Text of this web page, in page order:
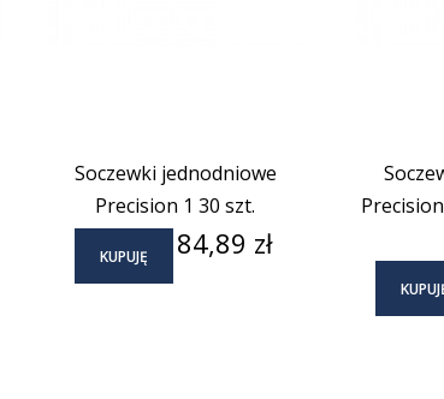
Soczewki jednodniowe
Precision 1 30 szt.
KUPUJĘ Cena
84,89 zł